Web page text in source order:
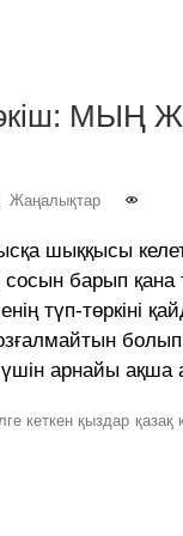
МЫҢ
Жаңалықтар
шыққысы
барып қана
түп-төркіні
үшін арнайы ақша
кеткен қыздар қазақ